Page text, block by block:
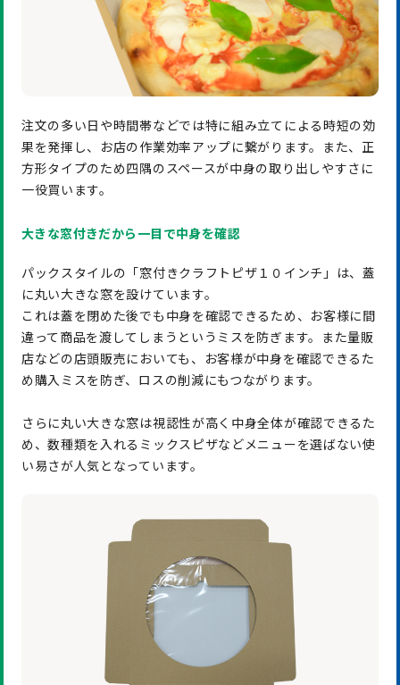
注文の多い日や時間帯などでは特に組み立てによる時短の効
果を発揮し、お店の作業効率アップに繋がります。また、正
方形タイプのため四隅のスペースが中身の取り出しやすさに
一役買います。
大きな窓付きだから一目で中身を確認
パックスタイルの「窓付きクラフトピザ１０インチ」は、蓋
に丸い大きな窓を設けています。
これは蓋を閉めた後でも中身を確認できるため、お客様に間
違って商品を渡してしまうというミスを防ぎます。また量販
店などの店頭販売においても、お客様が中身を確認できるた
め購入ミスを防ぎ、ロスの削減にもつながります。
さらに丸い大きな窓は視認性が高く中身全体が確認できるた
め、数種類を入れるミックスピザなどメニューを選ばない使
い易さが人気となっています。